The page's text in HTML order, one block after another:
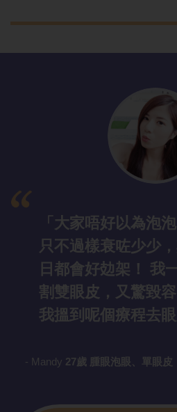
「大家唔好以為泡
只不過樣衰咗少少
日都會好攰架！ 我
割雙眼皮，又驚毀
我搵到呢個療程去眼
- Mandy 27歲 腫眼泡眼、單眼皮